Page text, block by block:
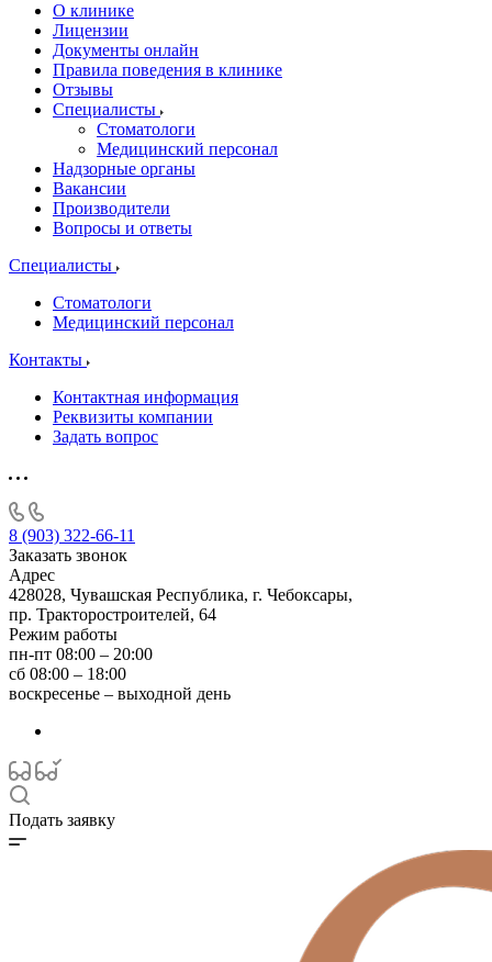
О клинике
Лицензии
Документы онлайн
Правила поведения в клинике
Отзывы
Специалисты
Стоматологи
Медицинский персонал
Надзорные органы
Вакансии
Производители
Вопросы и ответы
Специалисты
Стоматологи
Медицинский персонал
Контакты
Контактная информация
Реквизиты компании
Задать вопрос
8 (903) 322-66-11
Заказать звонок
Адрес
428028, Чувашская Республика, г. Чебоксары,
пр. Тракторостроителей, 64
Режим работы
пн-пт 08:00 – 20:00
сб 08:00 – 18:00
воскресенье – выходной день
Подать заявку